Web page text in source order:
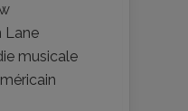
Lane
musicale